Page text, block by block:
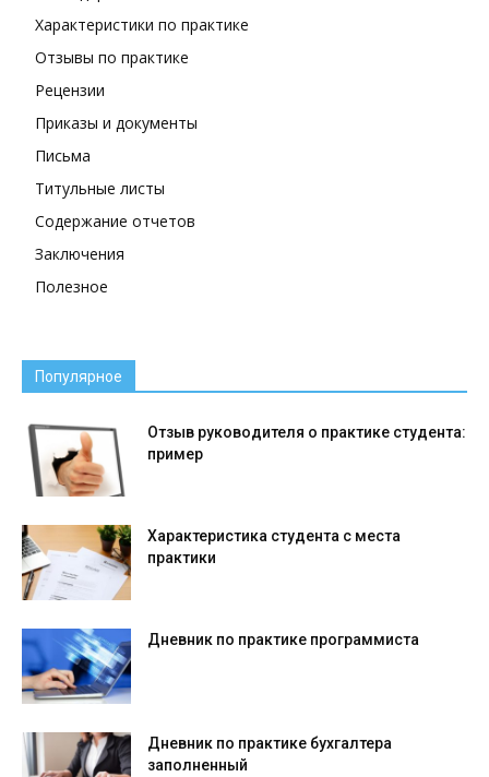
Характеристики по практике
Отзывы по практике
Рецензии
Приказы и документы
Письма
Титульные листы
Содержание отчетов
Заключения
Полезное
Популярное
Отзыв руководителя о практике студента:
пример
Характеристика студента с места
практики
Дневник по практике программиста
Дневник по практике бухгалтера
заполненный